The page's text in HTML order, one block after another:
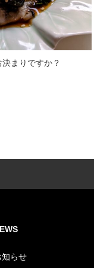
まりですか？
知らせ